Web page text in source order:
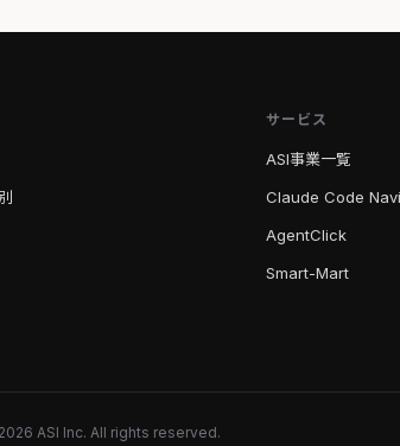
サービス
ASI事業一覧
Claude Code Navi
AgentClick
Smart-Mart
ASI Inc. All rights reserved.